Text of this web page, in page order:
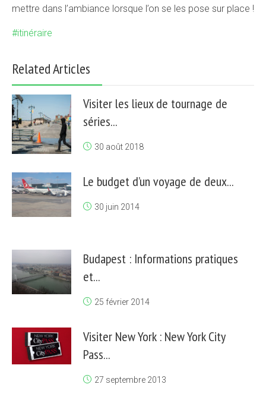
mettre dans l’ambiance lorsque l’on se les pose sur place !
itinéraire
Related Articles
Visiter les lieux de tournage de
séries...
30 août 2018
Le budget d’un voyage de deux...
30 juin 2014
Budapest : Informations pratiques
et...
25 février 2014
Visiter New York : New York City
Pass...
27 septembre 2013